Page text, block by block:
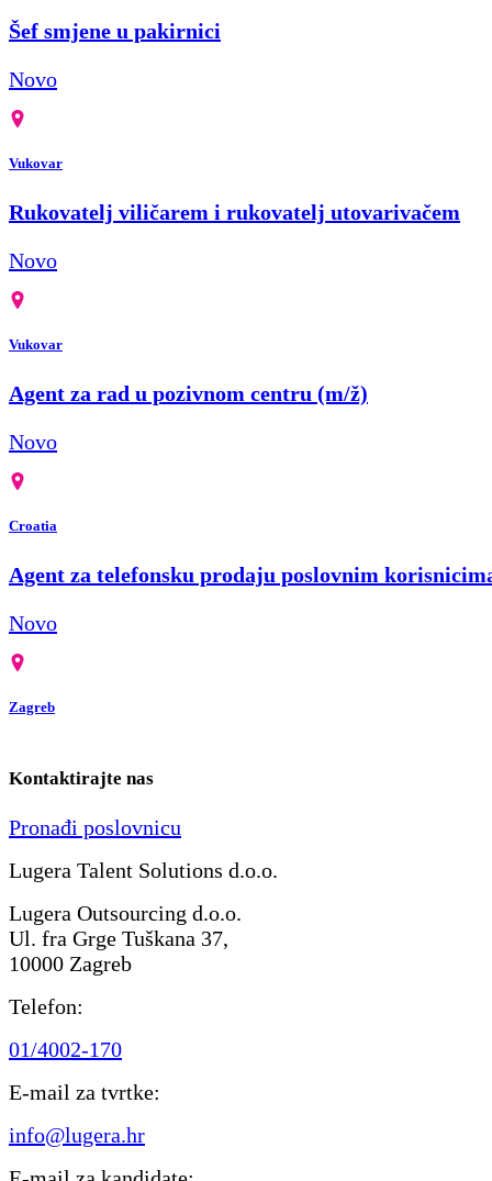
Šef smjene u pakirnici
Novo
Vukovar
Rukovatelj viličarem i rukovatelj utovarivačem
Novo
Vukovar
Agent za rad u pozivnom centru (m/ž)
Novo
Croatia
Agent za telefonsku prodaju poslovnim
Novo
Zagreb
Kontaktirajte nas
Pronađi poslovnicu
Lugera Talent Solutions d.o.o.
Lugera Outsourcing d.o.o.
Ul. fra Grge Tuškana 37,
10000 Zagreb
Telefon:
01/4002-170
E-mail za tvrtke:
info@lugera.hr